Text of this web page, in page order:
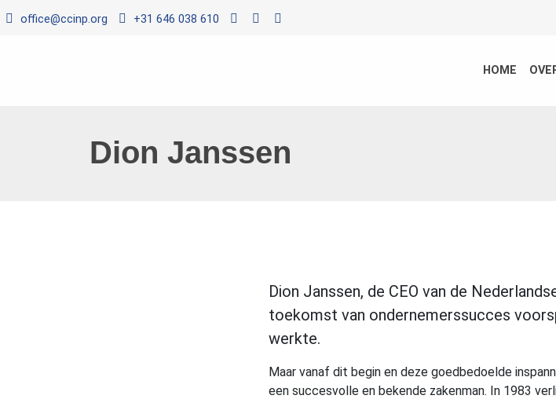
office@ccinp.org +31 646 038 610
HOME
Dion Janssen
Dion Janssen, de CEO van de
toekomst van ondernemerssucces
werkte.
Maar vanaf dit begin en deze goedbedoelde
een succesvolle en bekende zakenman. In 1983